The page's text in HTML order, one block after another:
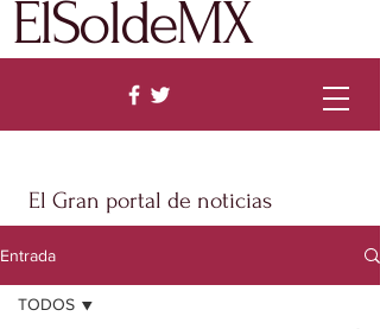
El Gran portal de noticias
ElSoldeMX
Entrada
TODOS